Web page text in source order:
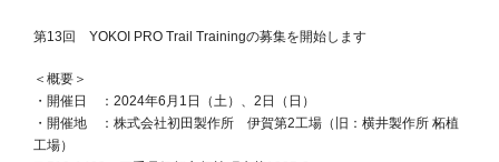
第13回 YOKOI PRO Trail Trainingの募集を開始します
＜概要＞
・開催日 ：2024年6月1日（土）、2日（日）
・開催地 ：株式会社初田製作所 伊賀第2工場（旧：横井製作所 柘植
工場）